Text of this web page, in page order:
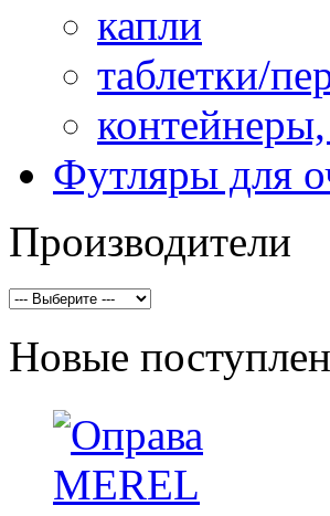
капли
таблетки/
Футляры для
Производители
Новые